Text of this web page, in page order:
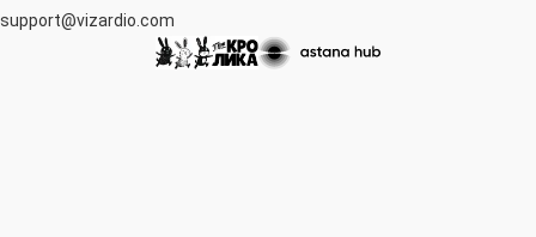
support@vizardio.com